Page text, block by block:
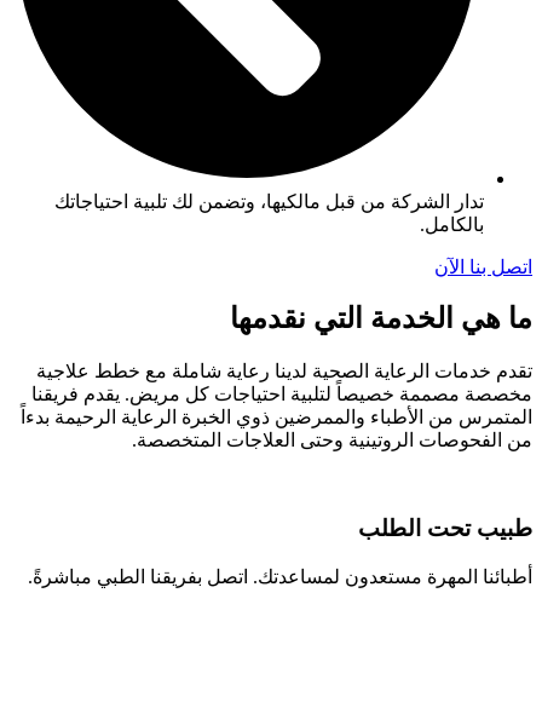
تدار الشركة من قبل مالكيها، وتضمن لك تلبية احتياجاتك
بالكامل.
اتصل بنا الآن
ما هي الخدمة التي نقدمها
تقدم خدمات الرعاية الصحية لدينا رعاية شاملة مع خطط علاجية
مخصصة مصممة خصيصاً لتلبية احتياجات كل مريض. يقدم فريقنا
المتمرس من الأطباء والممرضين ذوي الخبرة الرعاية الرحيمة بدءاً
من الفحوصات الروتينية وحتى العلاجات المتخصصة.
طبيب تحت الطلب
أطبائنا المهرة مستعدون لمساعدتك. اتصل بفريقنا الطبي مباشرةً.